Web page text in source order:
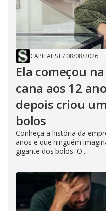
CAPITALIST/ 08/08/2026
Ela começou
cana aos 12
depois criou
bolos
Conheça a história da
anos e que ninguém
gigante dos bolos. O...